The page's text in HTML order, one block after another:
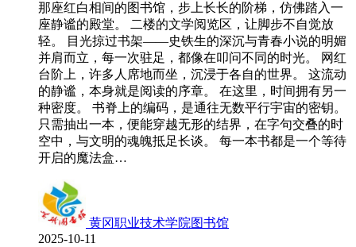
那座红白相间的图书馆，步上长长的阶梯，仿佛踏入一
座静谧的殿堂。 二楼的文学阅览区，让脚步不自觉放
轻。 目光掠过书架——史铁生的深沉与青春小说的明媚
并肩而立，每一次驻足，都像在叩问不同的时光。 网红
台阶上，许多人席地而坐，沉浸于各自的世界。 这流动
的静谧，本身就是阅读的序章。 在这里，时间拥有另一
种密度。 书脊上的编码，是通往无数平行宇宙的密钥。
只需抽出一本，便能穿越无形的结界，在字句交叠的时
空中，与文明的魂魄抵足长谈。 每一本书都是一个等待
开启的魔法盒…
黄冈职业技术学院图书馆
2025-10-11